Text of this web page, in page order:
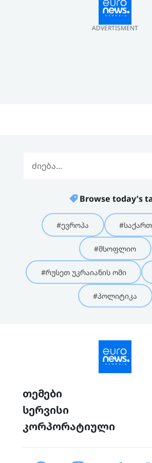
ADVERTISMENT
Browse today’s
#ევროპა
#მსოფლიო
#რუსეთ უკრაიანის ომი
#პოლიტიკა
თემები
სერვისი
კორპორატიული